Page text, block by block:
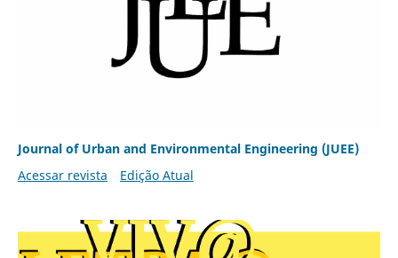
Journal of Urban and Environmental Engineering (JUEE)
Acessar revista
Edição Atual